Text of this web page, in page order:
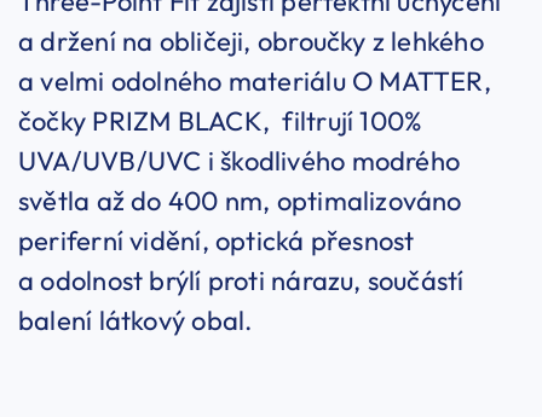
a držení na obličeji, obroučky z lehkého
a velmi odolného materiálu O MATTER,
čočky PRIZM BLACK, filtrují 100%
UVA/UVB/UVC i škodlivého modrého
světla až do 400 nm, optimalizováno
periferní vidění, optická přesnost
a odolnost brýlí proti nárazu, součástí
balení látkový obal.